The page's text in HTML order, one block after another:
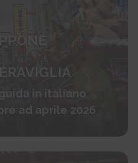
in italiano
ad aprile 2026